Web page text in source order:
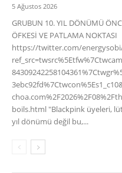
5 Ağustos 2026
GRUBUN 10. YIL DÖNÜMÜ
ÖFKESİ VE PATLAMA NOKTASI
https://twitter.com/
boils.html "Blackpink üyeleri,
yıl dönümü değil bu,...